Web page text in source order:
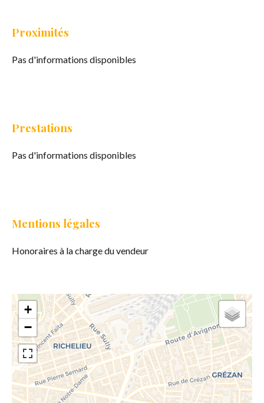
Proximités
Pas d'informations disponibles
Prestations
Pas d'informations disponibles
Mentions légales
Honoraires à la charge du vendeur
+
−